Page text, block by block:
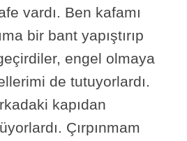
vardı. Ben kafamı
bir bant yapıştırıp
engel olmaya
de tutuyorlardı.
kapıdan
Çırpınmam